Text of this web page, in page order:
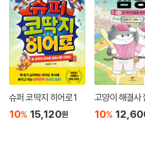
별한 이유가 있을 거라고 생각했던 것
하다고 무조건 같이 놀지 않고 놀려서
가기 시작한 것이었다.
슈퍼 코딱지 히어로 1
10% 15,120원
고양이 해결사
10%